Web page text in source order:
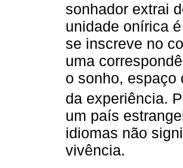
sonhador extrai
unidade onírica
se inscreve no
uma
o sonho, espaço
da experiência.
um país
idiomas não
vivência.